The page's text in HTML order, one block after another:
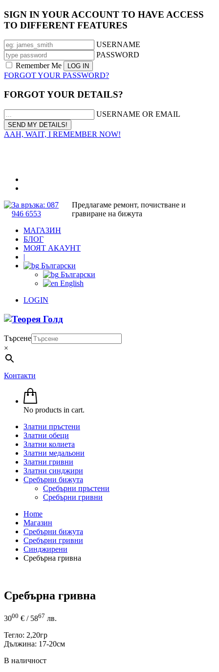
SIGN IN YOUR ACCOUNT TO HAVE ACCESS
TO DIFFERENT FEATURES
USERNAME
PASSWORD
Remember Me
FORGOT YOUR PASSWORD?
FORGOT YOUR DETAILS?
USERNAME OR EMAIL
AAH, WAIT, I REMEMBER NOW!
За връзка: 087
946 6553
Предлагаме ремонт, почистване и
гравиране на бижута
МАГАЗИН
БЛОГ
МОЯТ АКАУНТ
|
Български
Български
English
LOGIN
Търсене
×
Контакти
No products in cart.
Златни пръстени
Златни обеци
Златни колиета
Златни медальони
Златни гривни
Златни синджири
Сребърни бижута
Сребърни пръстени
Сребърни гривни
Home
Магазин
Сребърни бижута
Сребърни гривни
Синджирени
Сребърна гривна
Сребърна гривна
3000 € / 5867 лв.
Тегло: 2,20гр
Дължина: 17-20см
В наличност